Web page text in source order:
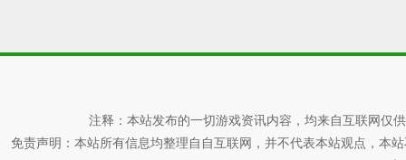
注释：本站发布的一切游戏资讯内容，均来自互联网仅
免责声明：本站所有信息均整理自自互联网，并不代表本站观点，本